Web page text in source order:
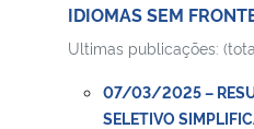
IDIOMAS SEM
Ultimas publicações:
07/03/2025 –
SELETIVO